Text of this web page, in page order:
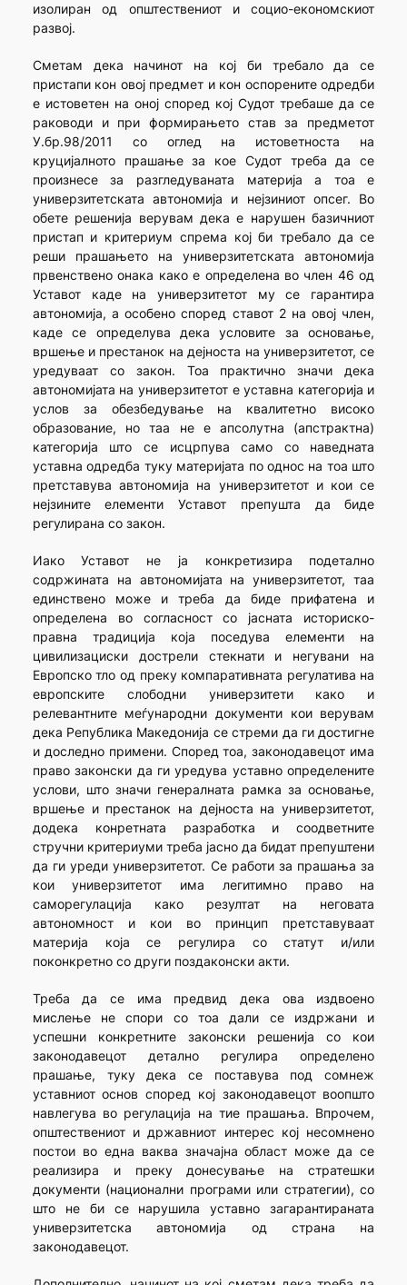
изолиран од општествениот и социо-економскиот
развој.
Сметам дека начинот на кој би требало да се
пристапи кон овој предмет и кон оспорените одредби
е истоветен на оној според кој Судот требаше да се
раководи и при формирањето став за предметот
У.бр.98/2011 со оглед на истоветноста на
круцијалното прашање за кое Судот треба да се
произнесе за разгледуваната материја а тоа е
универзитетската автономија и нејзиниот опсег. Во
обете решенија верувам дека е нарушен базичниот
пристап и критериум спрема кој би требало да се
реши прашањето на универзитетската автономија
првенствено онака како е определена во член 46 од
Уставот каде на универзитетот му се гарантира
автономија, а особено според ставот 2 на овој член,
каде се определува дека условите за основање,
вршење и престанок на дејноста на универзитетот, се
уредуваат со закон. Тоа практично значи дека
автономијата на универзитетот е уставна категорија и
услов за обезбедување на квалитетно високо
образование, но таа не е апсолутна (апстрактна)
категорија што се исцрпува само со наведната
уставна одредба туку материјата по однос на тоа што
претставува автономија на универзитетот и кои се
нејзините елементи Уставот препушта да биде
регулирана со закон.
Иако Уставот не ја конкретизира подетално
содржината на автономијата на универзитетот, таа
единствено може и треба да биде прифатена и
определена во согласност со јасната историско-
правна традиција која поседува елементи на
цивилизациски дострели стекнати и негувани на
Европско тло од преку компаративната регулатива на
европските слободни универзитети како и
релевантните меѓународни документи кои верувам
дека Република Македонија се стреми да ги достигне
и доследно примени. Според тоа, законодавецот има
право законски да ги уредува уставно определените
услови, што значи генералната рамка за основање,
вршење и престанок на дејноста на универзитетот,
додека конретната разработка и соодветните
стручни критериуми треба јасно да бидат препуштени
да ги уреди универзитетот. Се работи за прашања за
кои универзитетот има легитимно право на
саморегулација како резултат на неговата
автономност и кои во принцип претставуваат
материја која се регулира со статут и/или
поконкретно со други поздаконски акти.
Треба да се има предвид дека ова издвоено
мислење не спори со тоа дали се издржани и
успешни конкретните законски решенија со кои
законодавецот детално регулира определено
прашање, туку дека се поставува под сомнеж
уставниот основ според кој законодавецот воопшто
навлегува во регулација на тие прашања. Впрочем,
општествениот и државниот интерес кој несомнено
постои во една ваква значајна област може да се
реализира и преку донесување на стратешки
документи (национални програми или стратегии), со
што не би се нарушила уставно загарантираната
универзитетска автономија од страна на
законодавецот.